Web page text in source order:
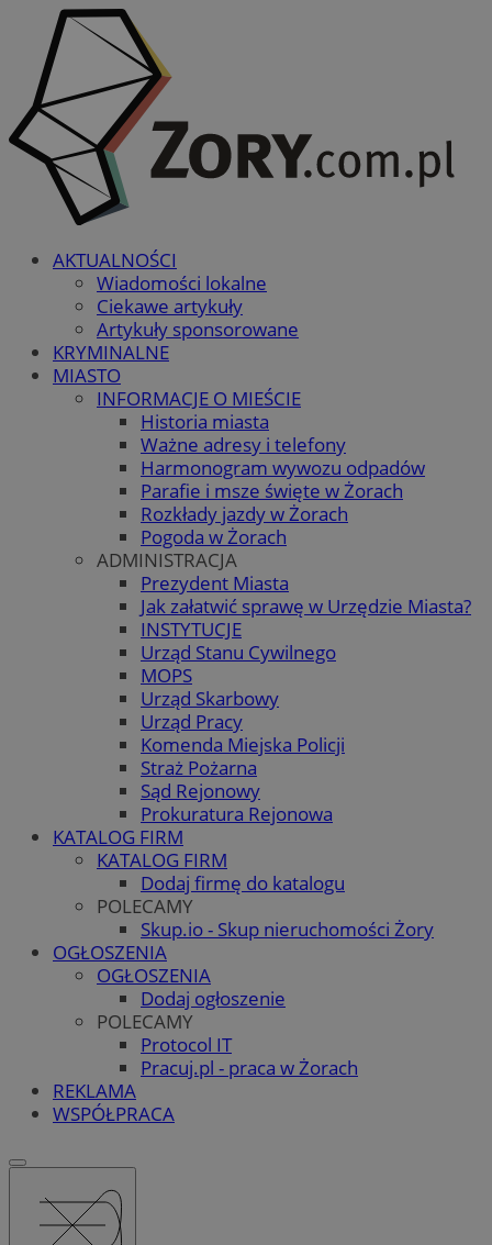
AKTUALNOŚCI
Wiadomości lokalne
Ciekawe artykuły
Artykuły sponsorowane
KRYMINALNE
MIASTO
INFORMACJE O MIEŚCIE
Historia miasta
Ważne adresy i telefony
Harmonogram wywozu odpadów
Parafie i msze święte w Żorach
Rozkłady jazdy w Żorach
Pogoda w Żorach
ADMINISTRACJA
Prezydent Miasta
Jak załatwić sprawę w Urzędzie Miasta?
INSTYTUCJE
Urząd Stanu Cywilnego
MOPS
Urząd Skarbowy
Urząd Pracy
Komenda Miejska Policji
Straż Pożarna
Sąd Rejonowy
Prokuratura Rejonowa
KATALOG FIRM
KATALOG FIRM
Dodaj firmę do katalogu
POLECAMY
Skup.io - Skup nieruchomości Żory
OGŁOSZENIA
OGŁOSZENIA
Dodaj ogłoszenie
POLECAMY
Protocol IT
Pracuj.pl - praca w Żorach
REKLAMA
WSPÓŁPRACA